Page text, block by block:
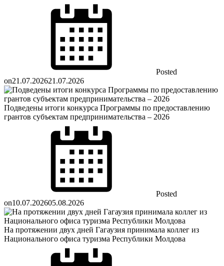
Posted
on21.07.202621.07.2026
Подведены итоги конкурса Программы по предоставлению
грантов субъектам предпринимательства – 2026
Posted
on10.07.202605.08.2026
На протяжении двух дней Гагаузия принимала коллег из
Национального офиса туризма Республики Молдова